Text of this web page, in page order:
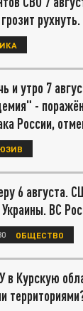
и утро 7
-
России,
6 августа.
ВС
ОБЩЕСТВО
в Курскую